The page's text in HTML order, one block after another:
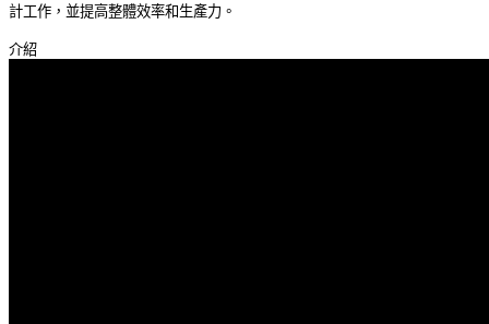
計工作，並提高整體效率和生產力。